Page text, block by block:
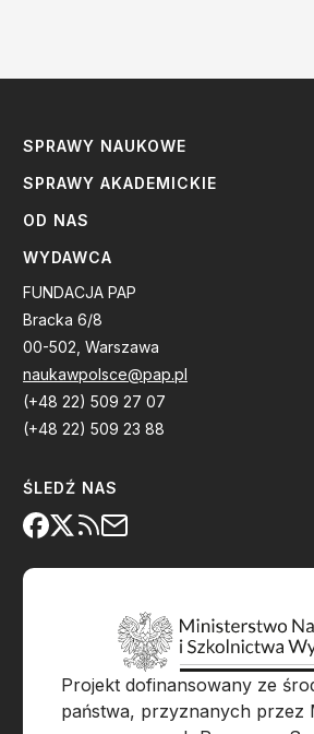
SPRAWY NAUKOWE
SPRAWY AKADEMICKIE
OD NAS
WYDAWCA
FUNDACJA PAP
Bracka 6/8
00-502, Warszawa
naukawpolsce@pap.pl
(+48 22) 509 27 07
(+48 22) 509 23 88
ŚLEDŹ NAS
Projekt dofinansowany ze
państwa, przyznanych przez